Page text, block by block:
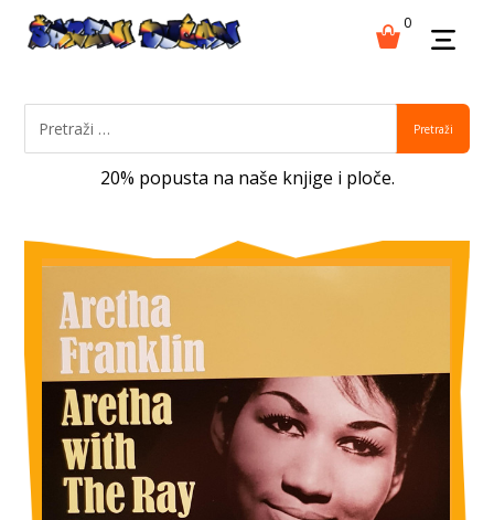
0
Pretraži
20% popusta na naše knjige i ploče.